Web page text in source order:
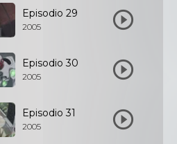
Episodio 29
2005
Episodio 30
2005
Episodio 31
2005